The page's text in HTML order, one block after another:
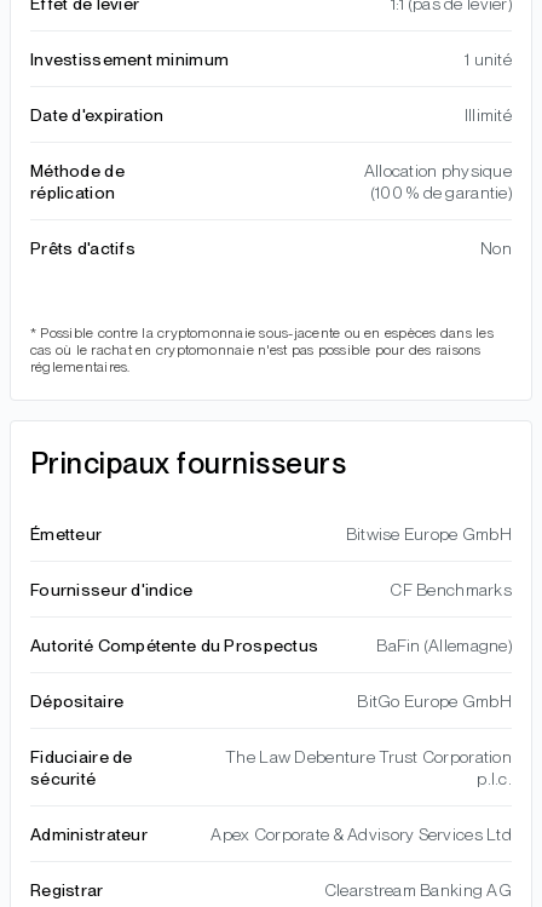
Investissement minimum 1 unité
Date d'expiration Illimité
Méthode de
réplication
Allocation physique
(100 % de garantie)
Prêts d'actifs Non
* Possible contre la cryptomonnaie sous-jacente ou en espèces dans les
cas où le rachat en cryptomonnaie n'est pas possible pour des raisons
réglementaires.
Principaux fournisseurs
Émetteur Bitwise Europe GmbH
Fournisseur d'indice CF Benchmarks
Autorité Compétente du Prospectus BaFin (Allemagne)
Dépositaire BitGo Europe GmbH
Fiduciaire de
sécurité
The Law Debenture Trust Corporation
p.l.c.
Administrateur Apex Corporate & Advisory Services Ltd
Registrar Clearstream Banking AG